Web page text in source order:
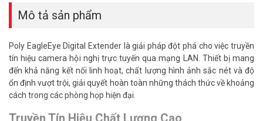
Mô tả sản phẩm
Poly EagleEye Digital Extender là giải pháp đột phá cho việc truyền
tín hiệu camera hội nghị trực tuyến qua mạng LAN. Thiết bị mang
đến khả năng kết nối linh hoạt, chất lượng hình ảnh sắc nét và độ
ổn định vượt trội, giải quyết hoàn toàn những thách thức về khoảng
cách trong các phòng họp hiện đại.
Truyền Tín Hiệu Chất Lượng Cao